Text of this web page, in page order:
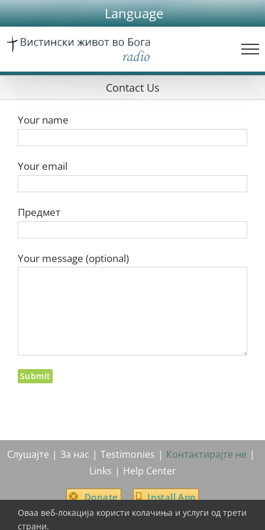
Skip
to
content
Language
Contact Us
Your name
Your email
Предмет
Your message (optional)
Слушајте За нас Testimonies
Контактирајте не
Links
Help Center
Donate Install App
Оваа веб-локација користи колачиња и услуги од трети
страни.